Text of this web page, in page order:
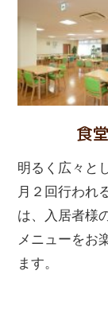
食堂
明るく広々と
月２回行われ
は、入居者様
メニューをお
ます。